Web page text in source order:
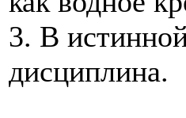
3. В
дисциплина.